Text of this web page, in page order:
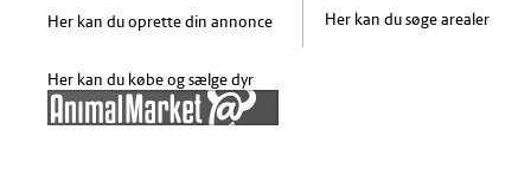
Her kan du oprette din annonce
Her kan du købe og sælge dyr
Her kan du søge arealer